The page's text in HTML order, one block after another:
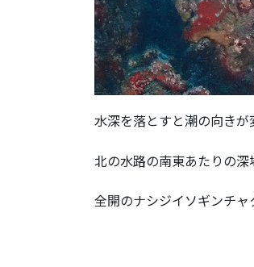
水深を落とすと潮の向きが
北の水路の南東あたりの深
全開のナシジイソギンチャ